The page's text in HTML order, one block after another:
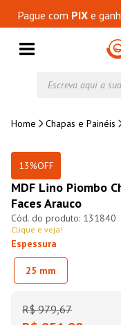
Pague com PIXe
Chapas e Painéis
13%OFF
MDF Lino Piombo
Faces Arauco
131840
Clique e veja!
Espessura
25 mm
R$ 979,67